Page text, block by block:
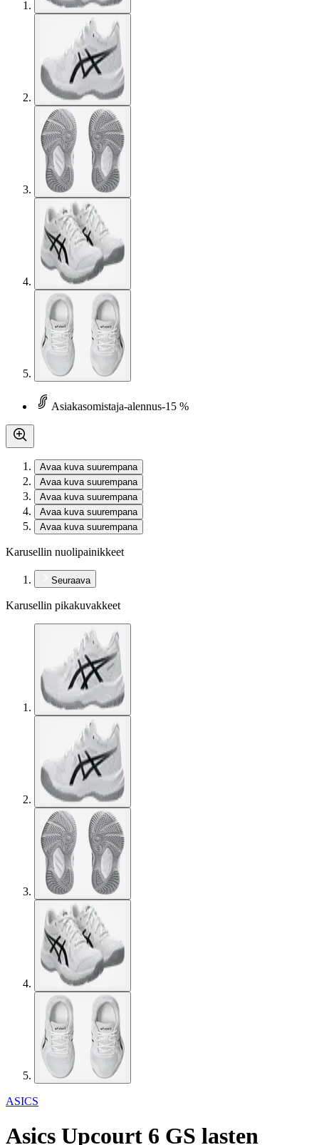
Asiakasomistaja-alennus-15 %
Avaa kuva suurempana
Avaa kuva suurempana
Avaa kuva suurempana
Avaa kuva suurempana
Avaa kuva suurempana
Karusellin nuolipainikkeet
Seuraava
Karusellin pikakuvakkeet
ASICS
Asics Upcourt 6 GS lasten